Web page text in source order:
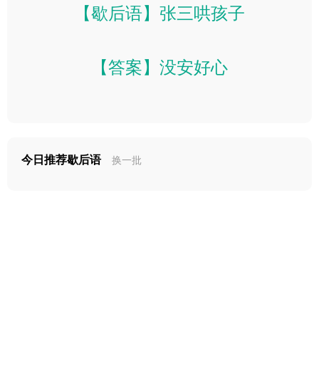
【歇后语】张三哄孩子
【答案】没安好心
今日推荐歇后语 换一批